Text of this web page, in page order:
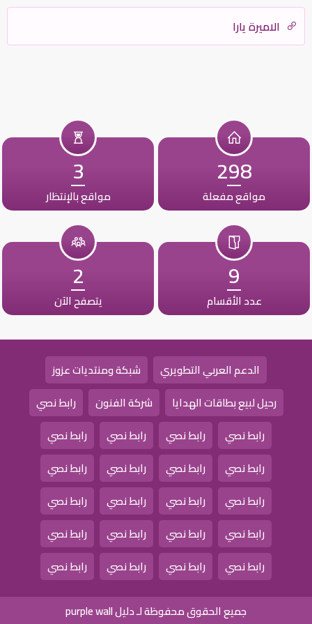
الاميرة يارا
298
مواقع مفعلة
3
مواقع بالإنتظار
9
عدد الأقسام
2
يتصفح الآن
الدعم العربي التطويري
شبكة ومنتديات عزوز
رحيل لبيع بطاقات الهدايا
شركة الفنون
رابط نصي
رابط نصي
رابط نصي رابط نصي
رابط نصي
رابط نصي
رابط نصي رابط نصي
رابط نصي
رابط نصي
رابط نصي رابط نصي
رابط نصي
رابط نصي
رابط نصي رابط نصي
رابط نصي
رابط نصي
رابط نصي رابط نصي رابط نصي
جميع الحقوق محفوظة لـ دليل purple wall